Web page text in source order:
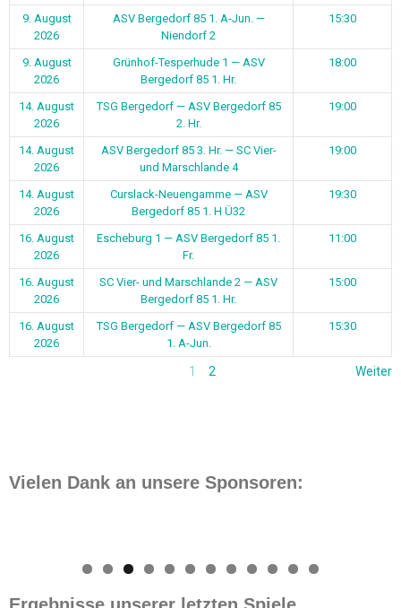
9. August
2026
ASV Bergedorf 85 1. A-Jun. —
Niendorf 2
15:30
9. August
2026
Grünhof-Tesperhude 1 — ASV
Bergedorf 85 1. Hr.
18:00
14. August
2026
TSG Bergedorf — ASV Bergedorf 85
2. Hr.
19:00
14. August
2026
ASV Bergedorf 85 3. Hr. — SC Vier-
und Marschlande 4
19:00
14. August
2026
Curslack-Neuengamme — ASV
Bergedorf 85 1. H Ü32
19:30
16. August
2026
Escheburg 1 — ASV Bergedorf 85 1.
Fr.
11:00
16. August
2026
SC Vier- und Marschlande 2 — ASV
Bergedorf 85 1. Hr.
15:00
16. August
2026
TSG Bergedorf — ASV Bergedorf 85
1. A-Jun.
15:30
1 2 Weiter
Vielen Dank an unsere Sponsoren:
0 1 2